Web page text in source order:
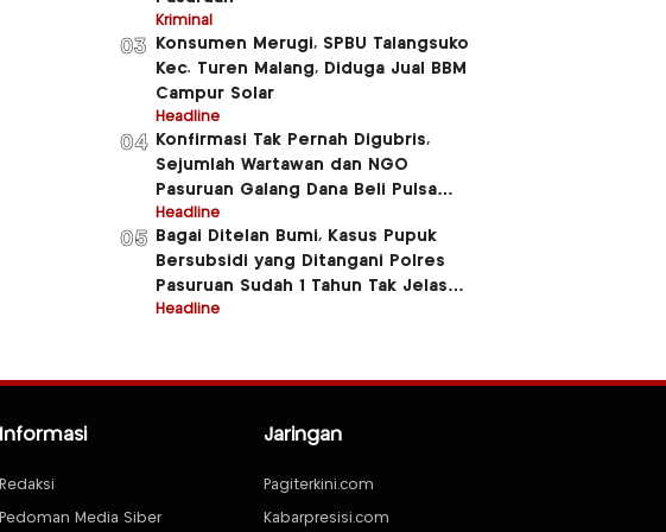
Kriminal
03
Konsumen Merugi, SPBU Talangsuko
Kec. Turen Malang, Diduga Jual BBM
Campur Solar
Headline
04
Konfirmasi Tak Pernah Digubris,
Sejumlah Wartawan dan NGO
Pasuruan Galang Dana Beli Pulsa
Untuk Beberapa Anggota Polres
Pasuruan
Headline
05
Bagai Ditelan Bumi, Kasus Pupuk
Bersubsidi yang Ditangani Polres
Pasuruan Sudah 1 Tahun Tak Jelas
Jluntrungnya
Headline
Informasi
Redaksi
Pedoman Media Siber
Jaringan
Pagiterkini.com
Kabarpresisi.com